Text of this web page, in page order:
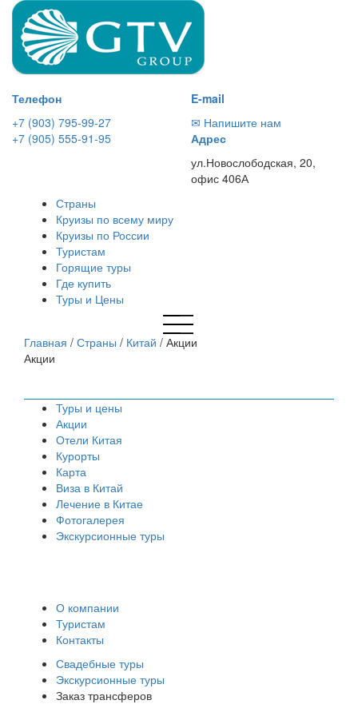
Телефон
+7 (903) 795-99-27
+7 (905) 555-91-95
E-mail
✉ Напишите нам
Адрес
ул.Новослободская, 20,
офис 406А
Страны
Круизы по всему миру
Круизы по России
Туристам
Горящие туры
Где купить
Туры и Цены
Главная / Страны / Китай / Акции
Акции
Туры и цены
Акции
Отели Китая
Курорты
Карта
Виза в Китай
Лечение в Китае
Фотогалерея
Экскурсионные туры
О компании
Туристам
Контакты
Свадебные туры
Экскурсионные туры
Заказ трансферов